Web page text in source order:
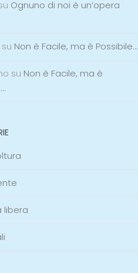
Ognuno di noi è un’opera
su Non è Facile, ma è Possibile…
su Non è Facile, ma è
libera